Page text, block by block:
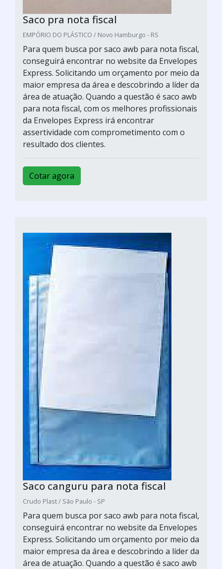
Saco pra nota fiscal
EMPÓRIO DO PLÁSTICO / Novo Hamburgo - RS
Para quem busca por saco awb para nota fiscal,
conseguirá encontrar no website da Envelopes
Express. Solicitando um orçamento por meio da
maior empresa da área e descobrindo a líder da
área de atuação. Quando a questão é saco awb
para nota fiscal, com os melhores profissionais
da Envelopes Express irá encontrar
assertividade com comprometimento com o
resultado dos clientes.
Cotar agora
Saco canguru para nota fiscal
Crudo Plast / São Paulo - SP
Para quem busca por saco awb para nota fiscal,
conseguirá encontrar no website da Envelopes
Express. Solicitando um orçamento por meio da
maior empresa da área e descobrindo a líder da
área de atuação. Quando a questão é saco awb